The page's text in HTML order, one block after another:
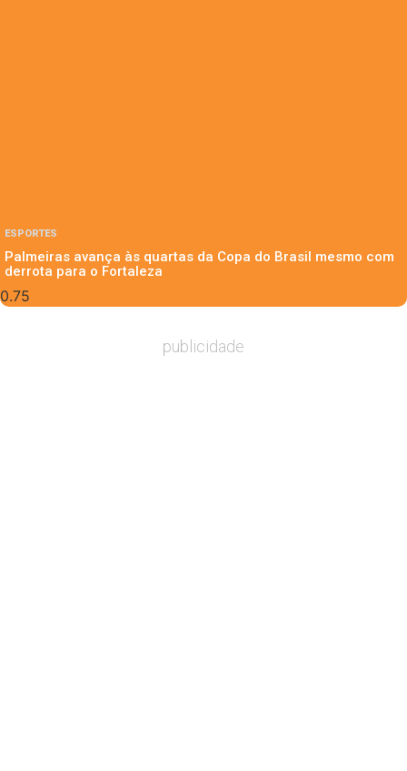
ESPORTES
Palmeiras avança às quartas da Copa do Brasil mesmo com
derrota para o Fortaleza
publicidade